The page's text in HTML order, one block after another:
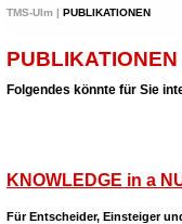
TMS-Ulm | PUBLIKATIONEN
PUBLIKATIONEN
Folgendes könnte für Sie
KNOWLEDGE in a
Für Entscheider, Einsteiger